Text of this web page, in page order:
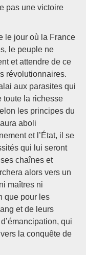
pas une victoire
le jour où la France
le peuple ne
et attendre de ce
révolutionnaires.
aux parasites qui
toute la richesse
les principes du
aboli
et l’État, il se
qui lui seront
chaînes et
alors vers un
maîtres ni
que pour les
et de leurs
qui
la conquête de